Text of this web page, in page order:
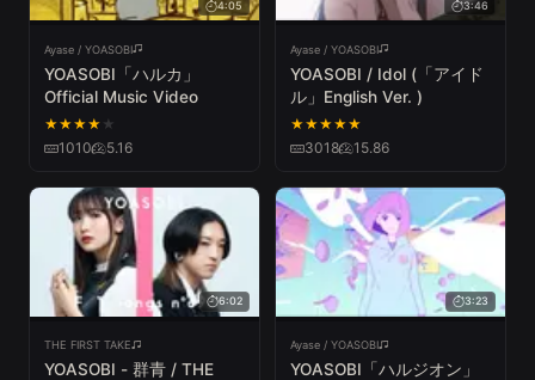
4:05
Ayase / YOASOBI
YOASOBI「ハルカ」
Official Music Video
★★★★ ★
1010 5.16
3:46
Ayase / YOASOBI
YOASOBI / Idol (「アイド
ル」English Ver. )
★★★★★
3018 15.86
6:02
THE FIRST TAKE
YOASOBI - 群青 / THE
3:23
Ayase / YOASOBI
YOASOBI「ハルジオン」